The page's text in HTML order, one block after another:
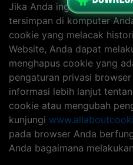
Jika Anda ingin
tersimpan di komputer
cookie yang melacak
Website, Anda dapat
menghapus cookie yang
pengaturan privasi
informasi lebih lanjut
cookie atau mengubah
kunjungi
pada browser Anda
Anda bagaimana